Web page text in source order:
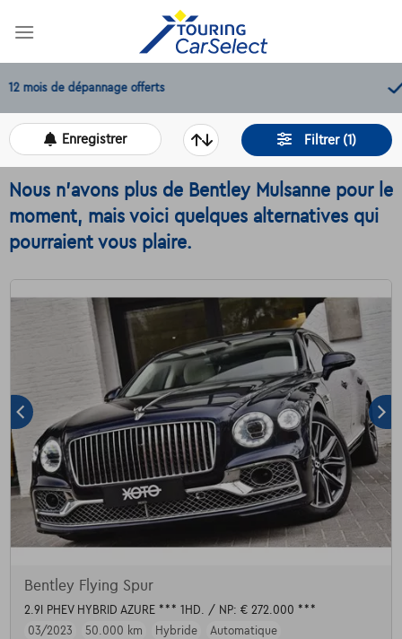
11.000+
Filtrer (1)
Enregistrer
Nous n'avons plus de Bentley Mulsanne pour le
moment, mais voici quelques alternatives qui
pourraient vous plaire.
Bentley Flying Spur
2.9I PHEV HYBRID AZURE *** 1HD. / NP: € 272.000 ***
03/2023
50.000 km Hybride
Automatique